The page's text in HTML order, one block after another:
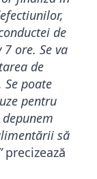
de
ore. Se va
de
poate
pentru
să
precizează